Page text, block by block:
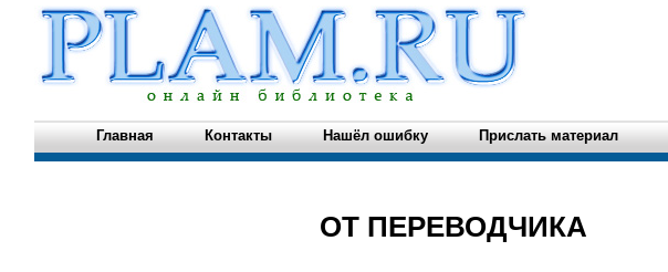
Главная Контакты Нашёл ошибку Прислать материал
ОТ ПЕРЕВОДЧИКА